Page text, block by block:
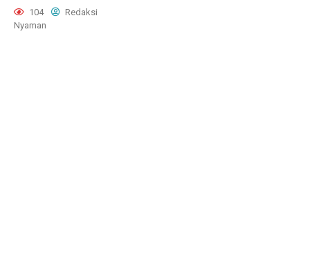
104
Redaksi
Nyaman